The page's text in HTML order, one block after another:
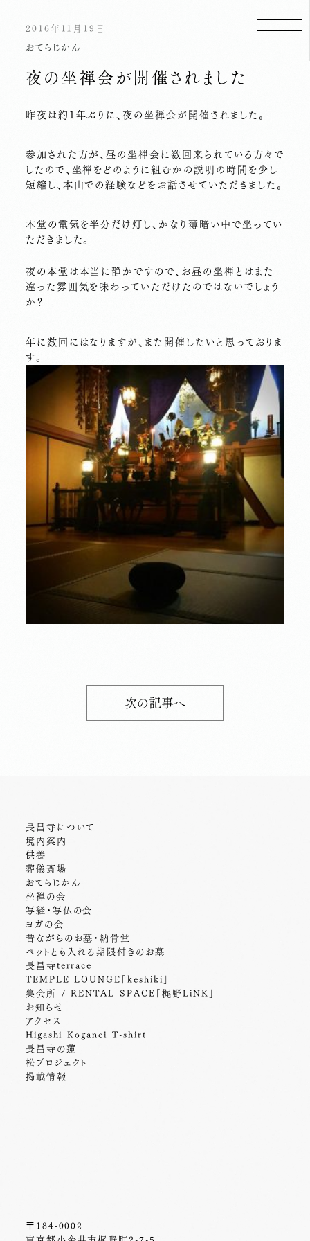
2016年11月19日
おてらじかん
夜の坐禅会が開催されました
昨夜は約１年ぶりに、夜の坐禅会が開催されました。
参加された方が、昼の坐禅会に数回来られている方々で
したので、坐禅をどのように組むかの説明の時間を少し
短縮し、本山での経験などをお話させていただきました。
本堂の電気を半分だけ灯し、かなり薄暗い中で坐ってい
ただきました。
夜の本堂は本当に静かですので、お昼の坐禅とはまた
違った雰囲気を味わっていただけたのではないでしょう
か？
年に数回にはなりますが、また開催したいと思っておりま
す。
次の記事へ
長昌寺について
境内案内
供養
葬儀斎場
おてらじかん
坐禅の会
写経・写仏の会
ヨガの会
昔ながらのお墓・納骨堂
ペットとも入れる期限付きのお墓
長昌寺terrace
TEMPLE LOUNGE「keshiki」
集会所 / RENTAL SPACE「梶野LiNK」
お知らせ
アクセス
Higashi Koganei T-shirt
長昌寺の蓮
松プロジェクト
掲載情報
〒184-0002